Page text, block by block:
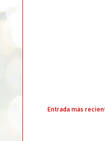
Entrada más